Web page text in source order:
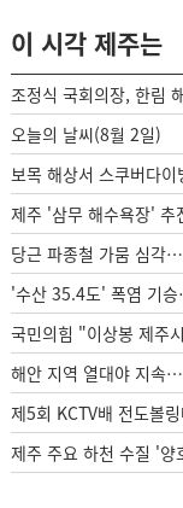
이 시각 제주는
조정식 국회의장, 한림
오늘의 날씨(8월 2일)
보목 해상서 스쿠버다
제주 '삼무 해수욕장'
당근 파종철 가뭄 심각
'수산 35.4도' 폭염 기
국민의힘 "이상봉 제주
해안 지역 열대야 지속
제5회 KCTV배 전도볼
제주 주요 하천 수질 '